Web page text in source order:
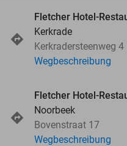
Fletcher Hotel-
Kerkrade
Kerkradersteenweg 4
Wegbeschreibung
Fletcher Hotel-
Noorbeek
Bovenstraat 17
Wegbeschreibung